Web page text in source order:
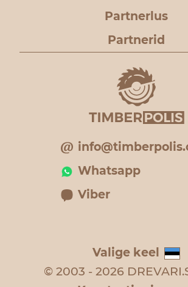
Partnerlus
Partnerid
Whatsapp
Viber
Valige keel
© 2003 - 2026